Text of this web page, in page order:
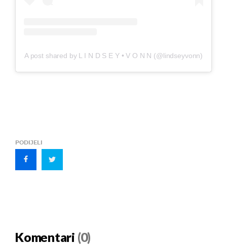
A post shared by L I N D S E Y • V O N N (@lindseyvonn)
PODIJELI
Komentari (0)